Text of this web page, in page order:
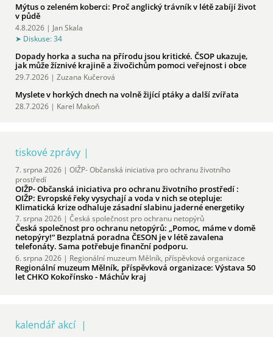
Mýtus o zeleném koberci: Proč anglický trávník v létě zabíjí život
v půdě
4.8.2026 | Jan Skala
Diskuse: 34
Dopady horka a sucha na přírodu jsou kritické. ČSOP ukazuje,
jak může žíznivé krajině a živočichům pomoci veřejnost i obce
29.7.2026 | Zuzana Kučerová
Myslete v horkých dnech na volně žijící ptáky a další zvířata
28.7.2026 | Karel Makoň
tiskové zprávy
7. srpna 2026 | OIŽP- Občanská iniciativa pro ochranu životního
prostředí
OIŽP- Občanská iniciativa pro ochranu životního prostředí :
OIŽP: Evropské řeky vysychají a voda v nich se otepluje:
Klimatická krize odhaluje zásadní slabinu jaderné energetiky
7. srpna 2026 | Česká společnost pro ochranu netopýrů
Česká společnost pro ochranu netopýrů: „Pomoc, máme v domě
netopýry!“ Bezplatná poradna ČESON je v létě zavalena
telefonáty. Sama potřebuje finanční podporu.
6. srpna 2026 | Regionální muzeum Mělník, příspěvková organizace
Regionální muzeum Mělník, příspěvková organizace: Výstava 50
let CHKO Kokořínsko - Máchův kraj
kalendář akcí